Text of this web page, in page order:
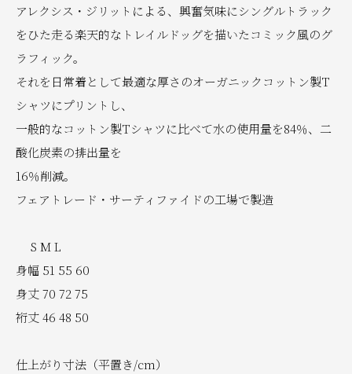
アレクシス・ジリットによる、興奮気味にシングルトラック
をひた走る楽天的なトレイルドッグを描いたコミック風のグ
ラフィック。
それを日常着として最適な厚さのオーガニックコットン製T
シャツにプリントし、
一般的なコットン製Tシャツに比べて水の使用量を84％、二
酸化炭素の排出量を
16％削減。
フェアトレード・サーティファイドの工場で製造
S M L
身幅 51 55 60
身丈 70 72 75
裄丈 46 48 50
仕上がり寸法（平置き/cm）